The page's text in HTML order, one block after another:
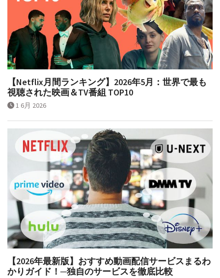
【Netflix月間ランキング】2026年5月：世界で最も
視聴された映画＆TV番組 TOP10
1 6月 2026
【2026年最新版】おすすめ動画配信サービスまるわ
かりガイド！─独自のサービスを徹底比較